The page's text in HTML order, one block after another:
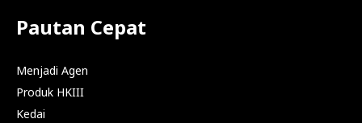
Pautan Cepat
Menjadi Agen
Produk HKIII
Kedai